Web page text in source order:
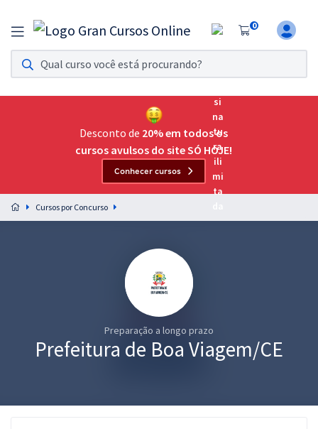
0
Assinatura Ilimitada 11
Acesso a todos os cursos. Teste grátis por 7 dias!
Assinatura OAB Até Passar
Acesso ilimitado a toda preparação para o Exame da
Preparação completa e intensiva para as principais
residências em saúde do Brasil
Graduação
Desconto de 20% em todos os
cursos avulsos do site SÓ HOJE!
Conhecer cursos
Cursos por Concurso
Preparação a longo prazo
Prefeitura de Boa Viagem/CE